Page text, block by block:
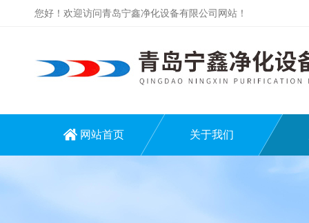
您好！欢迎访问青岛宁鑫净化设备有限公司网站！
网站首页 关于我们